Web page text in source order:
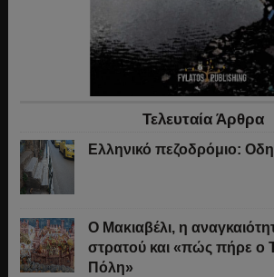
Τελευταία Άρθρα
Ελληνικό πεζοδρόμιο:
Ο Μακιαβέλι, η
στρατού και «πώς πήρε ο
Πόλη»